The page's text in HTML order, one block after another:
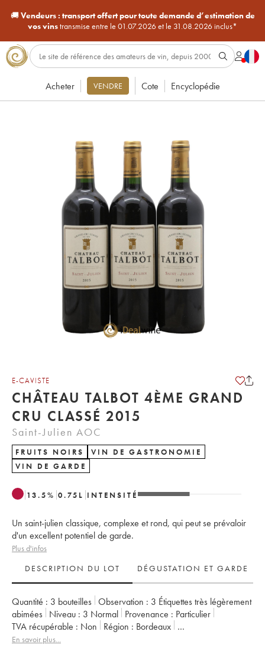
🚚Vendeurs : transport offert pour toute demande d’estimation de
vos vinstransmise entre le 01.07.2026 et le 31.08.2026 inclus*
Acheter VENDRE Cote Encyclopédie
E-CAVISTE
CHÂTEAU TALBOT 4ÈME GRAND
CRU CLASSÉ 2015
Saint-Julien AOC
FRUITS NOIRS
VIN DE GASTRONOMIE
VIN DE GARDE
13.5% 0.75 L INTENSITÉ
Un saint-julien classique, complexe et rond, qui peut se prévaloir
d'un excellent potentiel de garde.
Plus d'infos
DESCRIPTION DU LOT
DÉGUSTATION ET GARDE
Quantité : 3 bouteilles Observation : 3 Étiquettes très légèrement
abimées
Niveau : 3 Normal Provenance : particulier
TVA récupérable :
non Région :
Bordeaux
Appellation :
En savoir plus...